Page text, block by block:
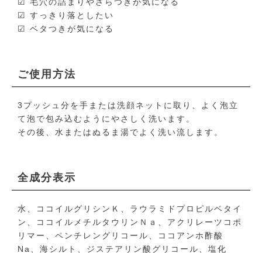
☑ すっきり落としたい
☑ ベタつきが気になる
ご使用方法
3プッシュ分を手または洗顔ネットに取り、よく泡立
て泡で包み込むようにやさしく洗います。
その後、水またはぬるま湯でよく洗い流します。
全成分表示
水、ココイルグリシンＫ、ラウラミドプロピルベタイ
ン、ココイルメチルタウリンＮａ、アクリレーツコポ
リマー、ペンチレングリコール、ココアンホ酢酸
Na、海シルト、ジステアリン酸グリコール、塩化